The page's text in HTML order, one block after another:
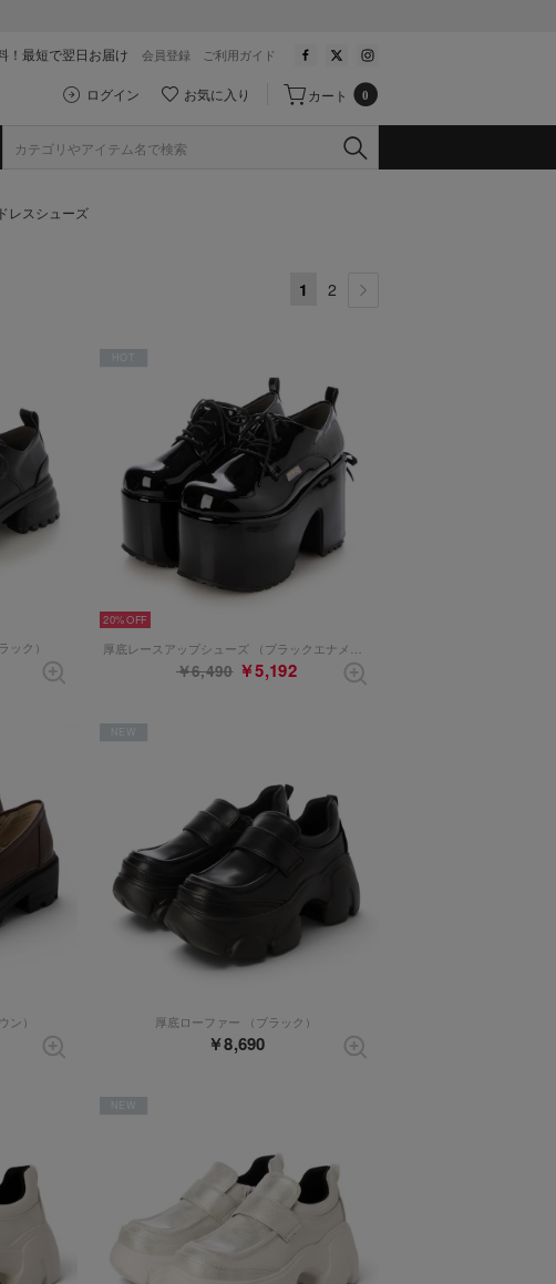
！最短で翌日お届け 会員登録 ご利用ガイド
ログイン お気に入り カート 0
レスシューズ
1 2
ック）
20%
￥6,490 ￥5,192
ン） 厚底ローファー （ブラック）
￥8,690